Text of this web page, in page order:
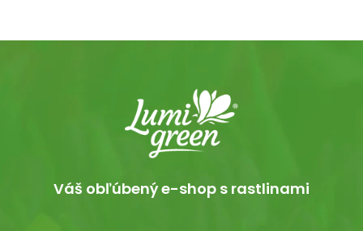
Váš obľúbený e-shop s rastlinami